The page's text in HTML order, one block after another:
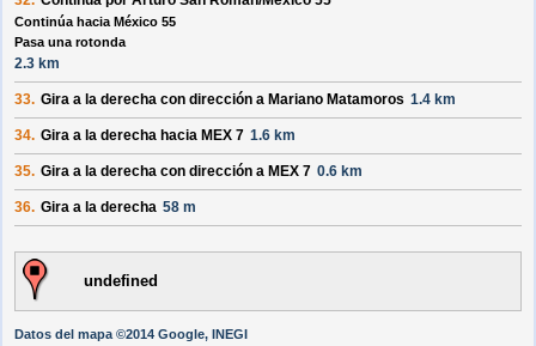
Continúa hacia México 55
Pasa una rotonda
2.3 km
33. Gira a la derecha con dirección a Mariano Matamoros 1.4 km
34. Gira a la derecha hacia MEX 7 1.6 km
35. Gira a la derecha con dirección a MEX 7 0.6 km
36. Gira a la derecha 58 m
undefined
Datos del mapa ©2014 Google, INEGI